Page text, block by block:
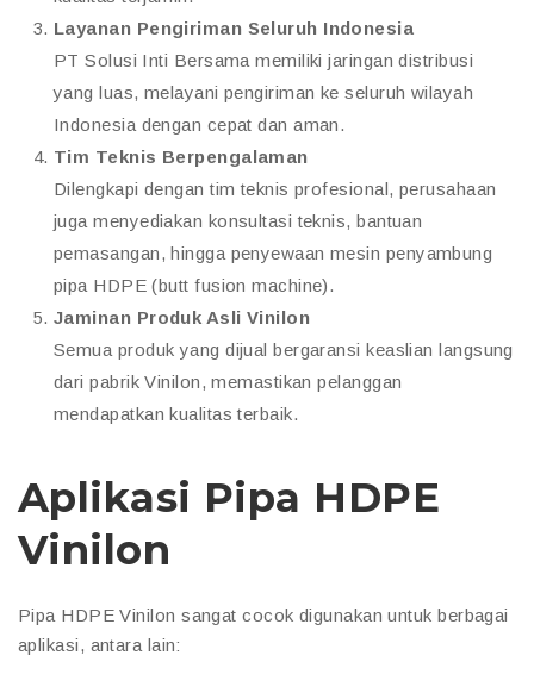
Layanan Pengiriman Seluruh Indonesia
PT Solusi Inti Bersama memiliki jaringan distribusi
yang luas, melayani pengiriman ke seluruh wilayah
Indonesia dengan cepat dan aman.
Tim Teknis Berpengalaman
Dilengkapi dengan tim teknis profesional, perusahaan
juga menyediakan konsultasi teknis, bantuan
pemasangan, hingga penyewaan mesin penyambung
pipa HDPE (butt fusion machine).
Jaminan Produk Asli Vinilon
Semua produk yang dijual bergaransi keaslian langsung
dari pabrik Vinilon, memastikan pelanggan
mendapatkan kualitas terbaik.
Aplikasi Pipa HDPE
Vinilon
Pipa HDPE Vinilon sangat cocok digunakan untuk berbagai
aplikasi, antara lain: